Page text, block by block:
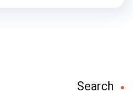
Search